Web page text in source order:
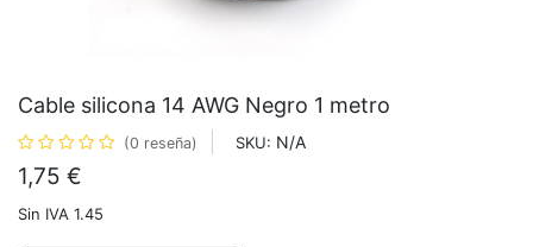
Cable silicona 14 AWG Negro 1 metro
(0 reseña) SKU: N/A
1,75 €
Sin IVA 1.45